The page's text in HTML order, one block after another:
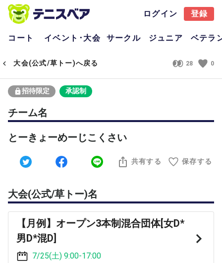
ログイン 登録
コート イベント･大会 サークル ジュニア ベテラ
大会(公式/草トー)へ戻る 28 0
招待限定 承認制
チーム名
とーきょーめーじこくさい
共有する 保存する
大会(公式/草トー)名
【月例】オープン3本制混合団体[女D*
男D*混D]
7/25(土) 9:00-17:00